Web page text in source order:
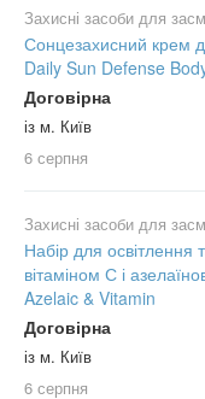
Захисні засоби для
Сонцезахисний крем
Daily Sun Defense
Договірна
із м. Київ
6 серпня
Захисні засоби для
Набір для освітлення
вітаміном С і
Azelaic & Vitamin
Договірна
із м. Київ
6 серпня